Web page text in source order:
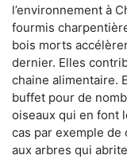
l’environnement à
fourmis
bois morts
dernier. Elles
chaine alimentaire.
buffet pour de
oiseaux qui en font
cas par exemple de
aux arbres qui